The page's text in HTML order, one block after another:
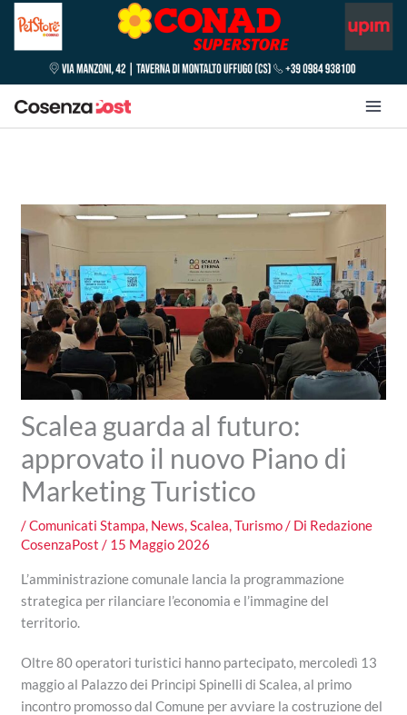
Scalea guarda al futuro:
approvato il nuovo Piano di
Marketing Turistico
/Comunicati Stampa, News,Scalea,Turismo/ Di Redazione
CosenzaPost/ 15 Maggio 2026
L’amministrazione comunale lancia la programmazione
strategica per rilanciare l’economia e l’immagine del
territorio.
Oltre 80 operatori turistici hanno partecipato, mercoledì 13
maggio al Palazzo dei Principi Spinelli di Scalea, al primo
incontro promosso dal Comune per avviare la costruzione del